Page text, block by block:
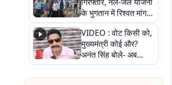
के भुगतान में रिश्वत मांगना
पड़ा भारी
VIDEO : वोट किसी को,
मुख्यमंत्री कोई और?
अनंत सिंह बोले- अब
जनता हर चुनाव में देगी
जवाब